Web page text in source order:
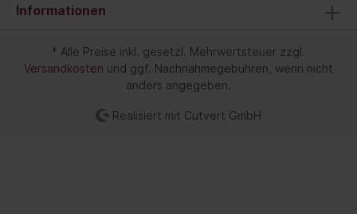
Informationen
* Alle Preise inkl. gesetzl. Mehrwertsteuer zzgl.
Versandkosten und ggf. Nachnahmegebühren, wenn nicht
anders angegeben.
Realisiert mit Cutvert GmbH